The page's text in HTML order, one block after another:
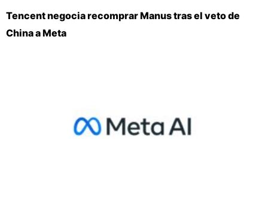
Tencent negocia recomprar Manus tras el veto de
China a Meta